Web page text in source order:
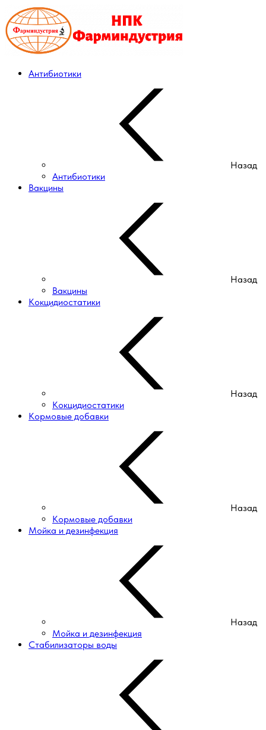
Антибиотики
Назад
Антибиотики
Вакцины
Назад
Вакцины
Кокцидиостатики
Назад
Кокцидиостатики
Кормовые добавки
Назад
Кормовые добавки
Мойка и дезинфекция
Назад
Мойка и дезинфекция
Стабилизаторы воды